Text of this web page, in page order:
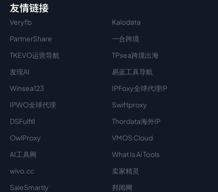
友情链接
Veryfb
Kalodata
PartnerShare
一合跨境
TKEVO运营导航
TPsea跨境出海
发现AI
易蓝工具导航
Winsea123
IPFoxy全球代理IP
IPWO全球代理
Swiftproxy
DSFulfill
Thordata海外IP
OwlProxy
VMOS Cloud
AI工具网
What Is Ai Tools
wivo.cc
卖家精灵
SaleSmartly
邦阅网